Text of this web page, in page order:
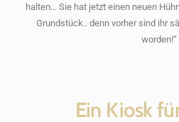
halten… Sie hat jetzt einen neuen
Grundstück.. denn vorher sind ihr
worden!“
Ein Kiosk